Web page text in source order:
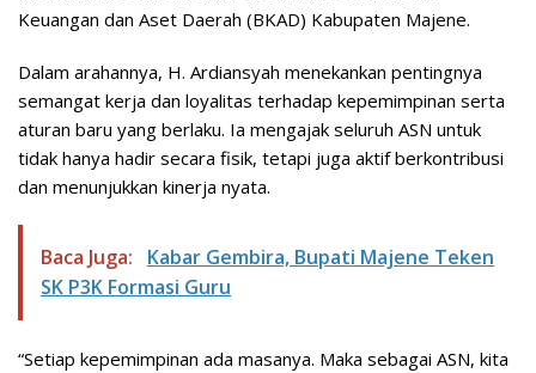
Keuangan dan Aset Daerah (BKAD) Kabupaten Majene.
Dalam arahannya, H. Ardiansyah menekankan pentingnya
semangat kerja dan loyalitas terhadap kepemimpinan serta
aturan baru yang berlaku. Ia mengajak seluruh ASN untuk
tidak hanya hadir secara fisik, tetapi juga aktif berkontribusi
dan menunjukkan kinerja nyata.
Baca Juga:
Kabar Gembira, Bupati Majene Teken
SK P3K Formasi Guru
“Setiap kepemimpinan ada masanya. Maka sebagai ASN, kita